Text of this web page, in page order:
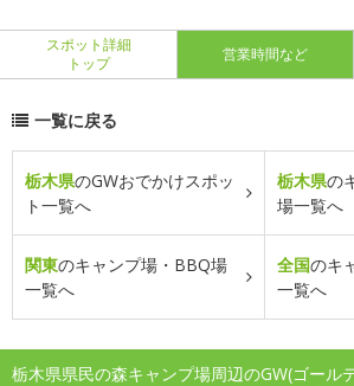
スポット詳細
トップ
営業時間など
一覧に戻る
栃木県のGWおでかけスポッ
ト一覧へ
栃木県の
場一覧へ
関東のキャンプ場・BBQ場
一覧へ
全国のキ
一覧へ
栃木県県民の森キャンプ場周辺のGW(ゴール